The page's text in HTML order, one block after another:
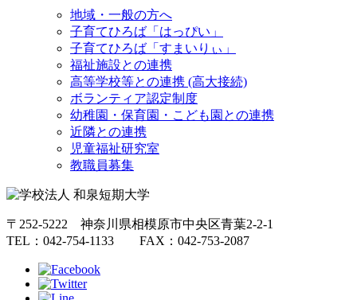
地域・一般の方へ
子育てひろば「はっぴい」
子育てひろば「すまいりぃ」
福祉施設との連携
高等学校等との連携 (高大接続)
ボランティア認定制度
幼稚園・保育園・こども園との連携
近隣との連携
児童福祉研究室
教職員募集
〒252-5222 神奈川県相模原市中央区青葉2-2-1
TEL：042-754-1133 FAX：042-753-2087